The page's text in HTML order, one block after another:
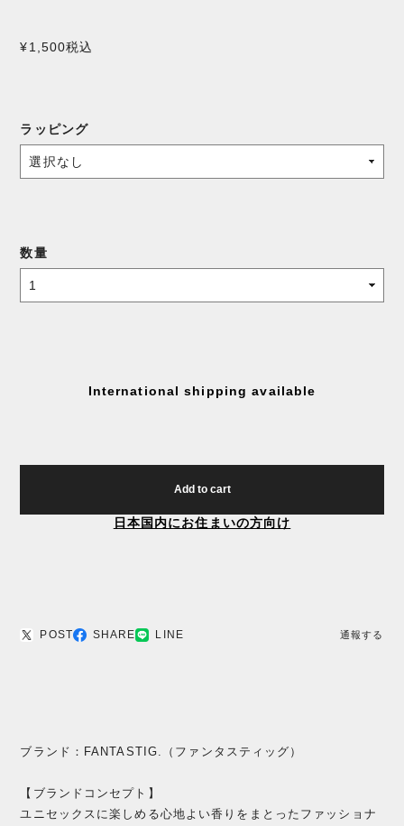
¥1,500税込
ラッピング
数量
International shipping available
Add to cart
日本国内にお住まいの方向け
POST SHARE LINE 通報する
ブランド：FANTASTIG.（ファンタスティッグ）
【ブランドコンセプト】
ユニセックスに楽しめる心地よい香りをまとったファッショナ